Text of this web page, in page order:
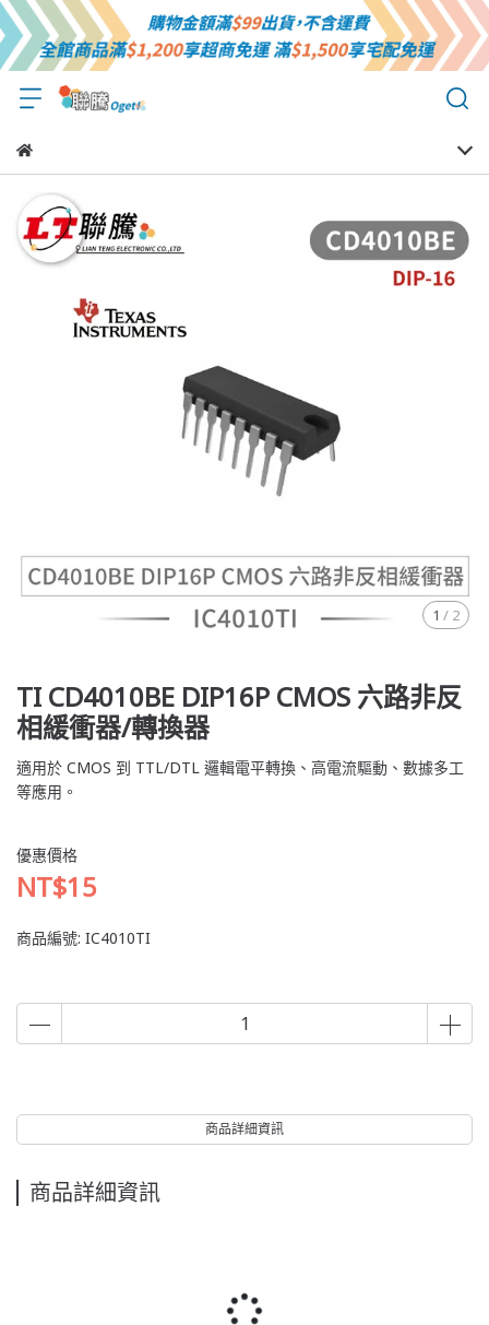
1 / 2
TI CD4010BE DIP16P CMOS 六路非反
相緩衝器/轉換器
適用於 CMOS 到 TTL/DTL 邏輯電平轉換、高電流驅動、數據多工
等應用。
優惠價格
NT$15
商品編號: IC4010TI
商品詳細資訊
商品詳細資訊